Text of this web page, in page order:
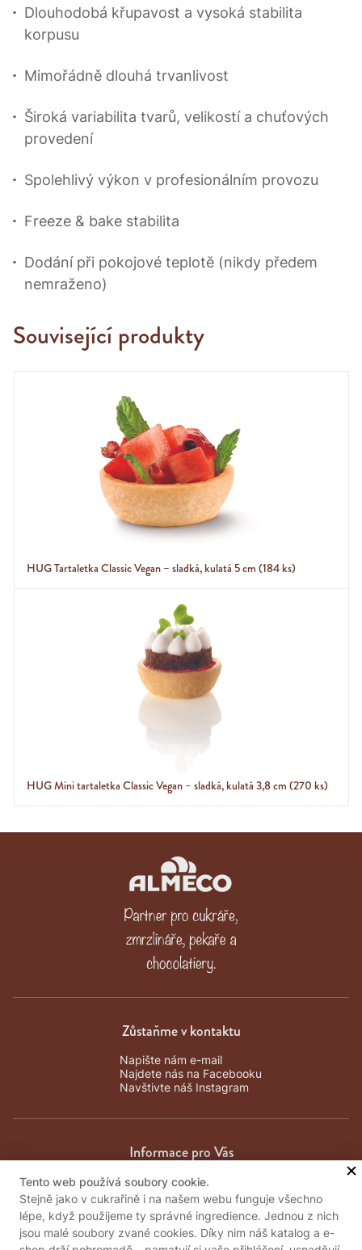
Dlouhodobá křupavost a vysoká stabilita
korpusu
Mimořádně dlouhá trvanlivost
Široká variabilita tvarů, velikostí a chuťových
provedení
Spolehlivý výkon v profesionálním provozu
Freeze & bake stabilita
Dodání při pokojové teplotě (nikdy předem
nemraženo)
Související produkty
HUG Tartaletka Classic Vegan – sladká, kulatá 5 cm (184 ks)
HUG Mini tartaletka Classic Vegan – sladká, kulatá 3,8 cm (270 ks)
Zůstaňme v kontaktu
Napište nám e-mail
Najdete nás na Facebooku
Navštivte náš Instagram
Informace pro Vás
Obchodní podmínky
Zpracování osobních údajů
Kontakty
Důležité informace
Tento web používá soubory cookie.
Stejně jako v cukrařině i na našem webu funguje všechno
lépe, když použijeme ty správné ingredience. Jednou z nich
jsou malé soubory zvané cookies. Díky nim náš katalog a e-